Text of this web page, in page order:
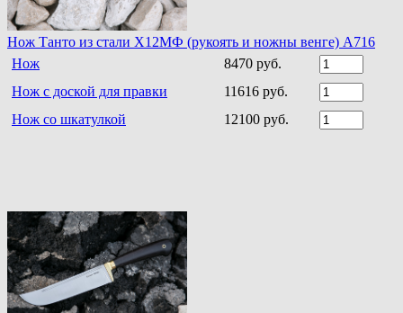
Нож Танто из стали Х12МФ (рукоять и ножны венге) A716
Нож
8470 руб.
Нож с доской для правки
11616 руб.
Нож со шкатулкой
12100 руб.